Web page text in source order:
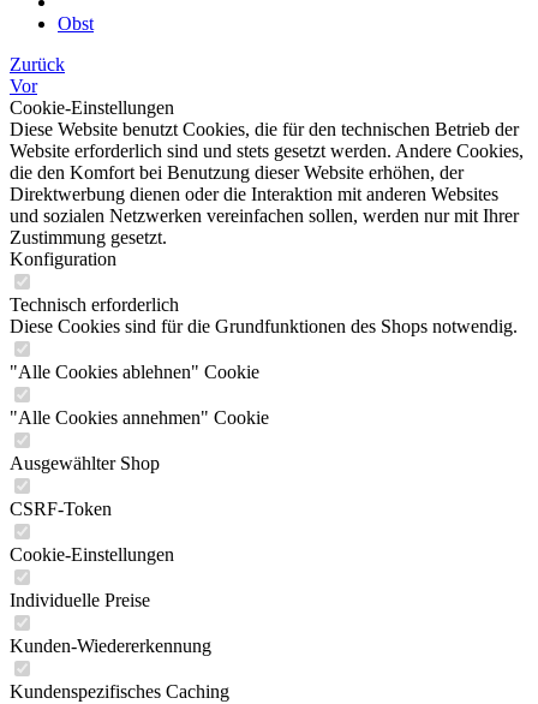
Obst
Zurück
Vor
Cookie-Einstellungen
Diese Website benutzt Cookies, die für den technischen Betrieb der
Website erforderlich sind und stets gesetzt werden. Andere Cookies,
die den Komfort bei Benutzung dieser Website erhöhen, der
Direktwerbung dienen oder die Interaktion mit anderen Websites
und sozialen Netzwerken vereinfachen sollen, werden nur mit Ihrer
Zustimmung gesetzt.
Konfiguration
Technisch erforderlich
Diese Cookies sind für die Grundfunktionen des Shops notwendig.
"Alle Cookies ablehnen" Cookie
"Alle Cookies annehmen" Cookie
Ausgewählter Shop
CSRF-Token
Cookie-Einstellungen
Individuelle Preise
Kunden-Wiedererkennung
Kundenspezifisches Caching